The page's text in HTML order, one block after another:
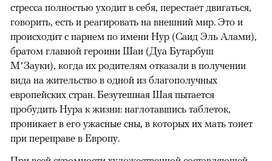
стресса полностью уходит в себя, перестает двигаться,
говорить, есть и реагировать на внешний мир. Это и
происходит с парнем по имени Нур (Саид Эль Алами),
братом главной героини Шаи (Дуа Бутарбуш
М’Зауки), когда их родителям отказали в получении
вида на жительство в одной из благополучных
европейских стран. Безутешная Шая пытается
пробудить Нура к жизни: наглотавшись таблеток,
проникает в его ужасные сны, в которых их мать тонет
при переправе в Европу.